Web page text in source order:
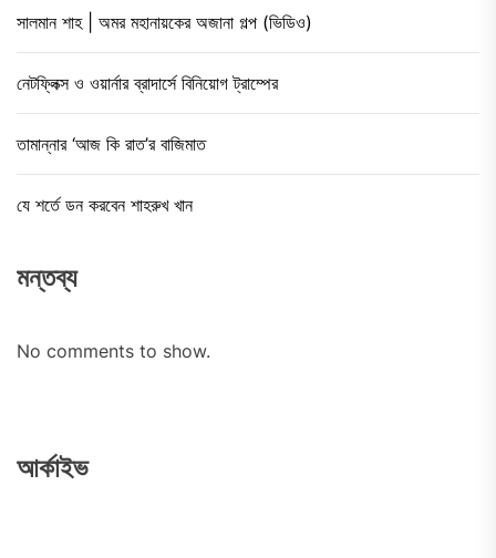
সালমান শাহ | অমর মহানায়কের অজানা গল্প (ভিডিও)
নেটফ্লিক্স ও ওয়ার্নার ব্রাদার্সে বিনিয়োগ ট্রাম্পের
তামান্নার ‘আজ কি রাত’র বাজিমাত
যে শর্তে ডন করবেন শাহরুখ খান
মন্তব্য
No comments to show.
আর্কাইভ